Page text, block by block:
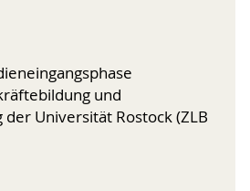
und
Universität Rostock (ZLB